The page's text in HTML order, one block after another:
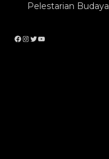
Pelestarian Budaya
Facebook
Instagram
Twitter
YouTube